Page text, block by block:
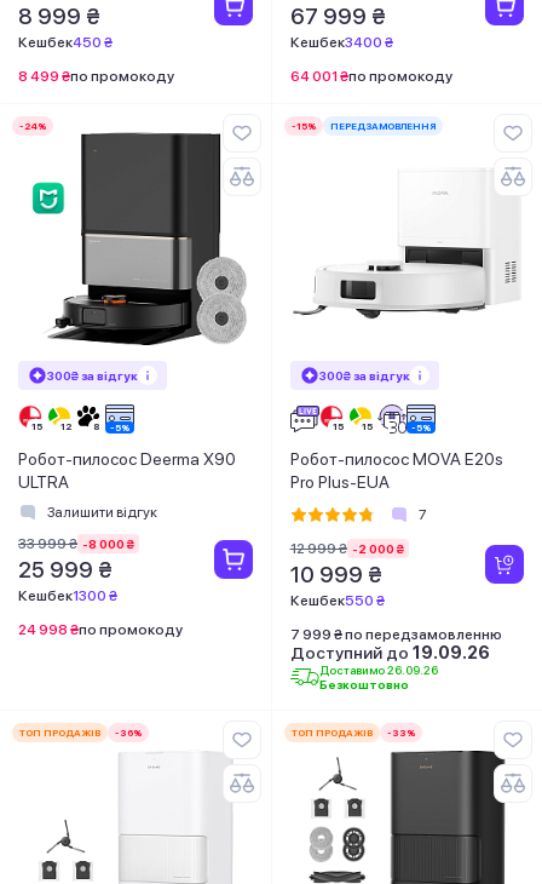
8 999 ₴
Кешбек450 ₴
8 499 ₴по промокоду
67 999 ₴
Кешбек3400 ₴
64 001 ₴по промокоду
-24%
300₴ за відгук
Робот-пилосос Deerma X90
ULTRA
Залишити відгук
33 999 ₴ -8 000 ₴
25 999 ₴
Кешбек1300 ₴
24 998 ₴по промокоду
-15% ПЕРЕДЗАМОВЛЕННЯ
300₴ за відгук
Робот-пилосос MOVA E20s
Pro Plus-EUA
7
12 999 ₴ -2 000 ₴
10 999 ₴
Кешбек550 ₴
7 999 ₴ по передзамовленню
Доступний до 19.09.26
Доставимо 26.09.26
Безкоштовно
ТОП ПРОДАЖІВ -36% ТОП ПРОДАЖІВ -33%